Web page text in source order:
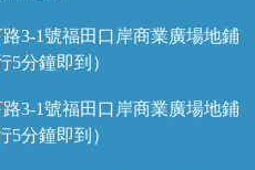
3-1號福田口岸商業廣場地鋪
5分鐘即到）
3-1號福田口岸商業廣場地鋪
5分鐘即到）